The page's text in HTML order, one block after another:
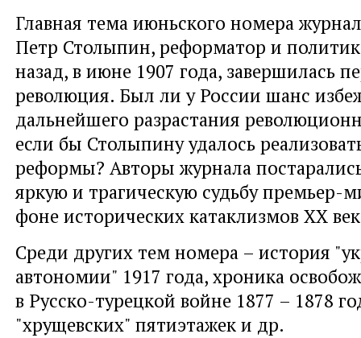
Главная тема июньского номера
Петр Столыпин, реформатор и
назад, в июне 1907 года, завершилась
революция. Был ли у России шанс
дальнейшего разрастания
если бы Столыпину удалось
реформы? Авторы журнала
яркую и трагическую судьбу премьер-
фоне исторических катаклизмов ХХ
Среди других тем номера – история
автономии" 1917 года, хроника
в Русско-турецкой войне 1877 – 1878
"хрущевских" пятиэтажек и др.